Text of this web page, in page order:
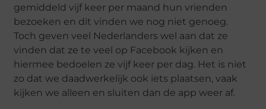
gemiddeld vijf keer per maand hun vrienden
bezoeken en dit vinden we nog niet genoeg.
Toch geven veel Nederlanders wel aan dat ze
vinden dat ze te veel op Facebook kijken en
hiermee bedoelen ze vijf keer per dag. Het is niet
zo dat we daadwerkelijk ook iets plaatsen, vaak
kijken we alleen en sluiten dan de app weer af.